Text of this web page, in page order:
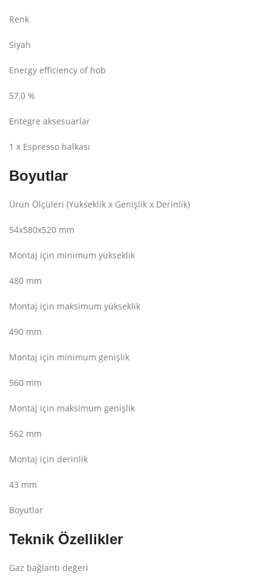
Renk
Siyah
Energy efficiency of hob
57,0 %
Entegre aksesuarlar
1 x Espresso halkası
Boyutlar
Ürün Ölçüleri (Yükseklik x Genişlik x Derinlik)
54x580x520 mm
Montaj için minimum yükseklik
480 mm
Montaj için maksimum yükseklik
490 mm
Montaj için minimum genişlik
560 mm
Montaj için maksimum genişlik
562 mm
Montaj için derinlik
43 mm
Boyutlar
Teknik Özellikler
Gaz bağlantı değeri